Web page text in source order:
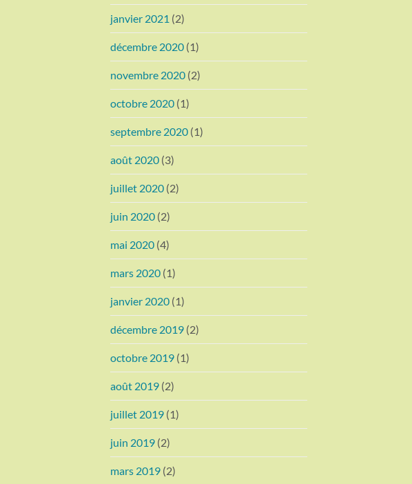
janvier 2021 (2)
décembre 2020 (1)
novembre 2020 (2)
octobre 2020 (1)
septembre 2020 (1)
août 2020 (3)
juillet 2020 (2)
juin 2020 (2)
mai 2020 (4)
mars 2020 (1)
janvier 2020 (1)
décembre 2019 (2)
octobre 2019 (1)
août 2019 (2)
juillet 2019 (1)
juin 2019 (2)
mars 2019 (2)